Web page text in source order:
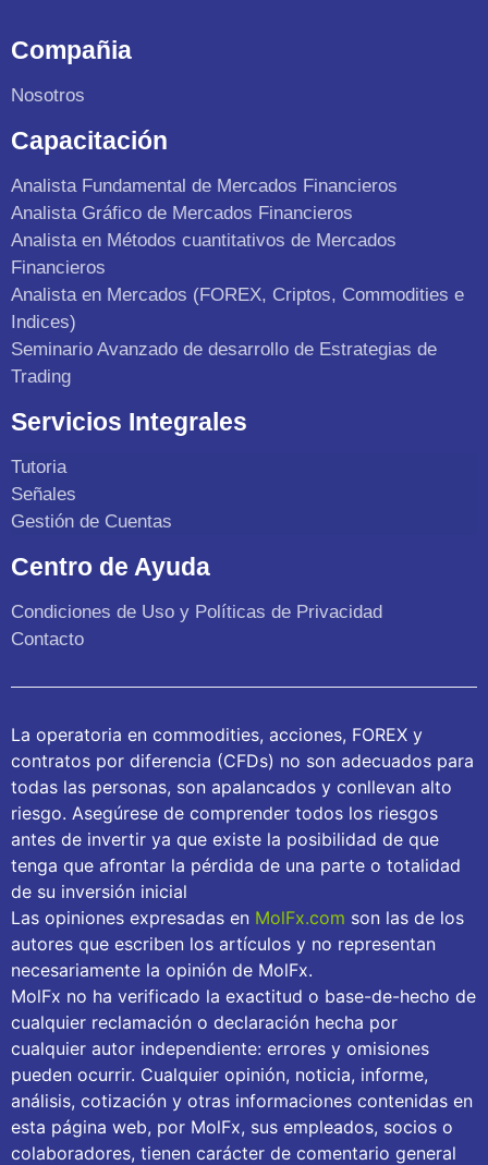
Compañia
Nosotros
Capacitación
Analista Fundamental de Mercados Financieros
Analista Gráfico de Mercados Financieros
Analista en Métodos cuantitativos de Mercados
Financieros
Analista en Mercados (FOREX, Criptos, Commodities e
Indices)
Seminario Avanzado de desarrollo de Estrategias de
Trading
Servicios Integrales
Tutoria
Señales
Gestión de Cuentas
Centro de Ayuda
Condiciones de Uso y Políticas de Privacidad
Contacto
La operatoria en commodities, acciones, FOREX y
contratos por diferencia (CFDs) no son adecuados para
todas las personas, son apalancados y conllevan alto
riesgo. Asegúrese de comprender todos los riesgos
antes de invertir ya que existe la posibilidad de que
tenga que afrontar la pérdida de una parte o totalidad
de su inversión inicial
Las opiniones expresadas en MolFx.com son las de los
autores que escriben los artículos y no representan
necesariamente la opinión de MolFx.
MolFx no ha verificado la exactitud o base-de-hecho de
cualquier reclamación o declaración hecha por
cualquier autor independiente: errores y omisiones
pueden ocurrir. Cualquier opinión, noticia, informe,
análisis, cotización y otras informaciones contenidas en
esta página web, por MolFx, sus empleados, socios o
colaboradores, tienen carácter de comentario general